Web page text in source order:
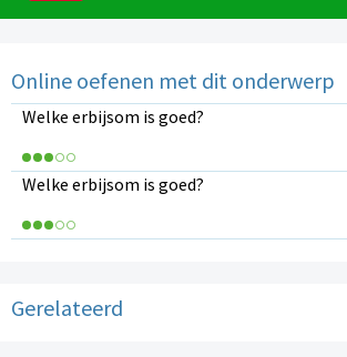
Online oefenen met dit onderwerp
Welke erbijsom is goed?
Welke erbijsom is goed?
Gerelateerd